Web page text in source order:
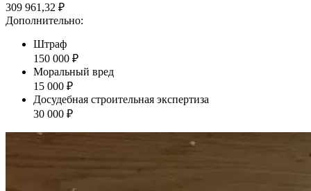
309 961,32 ₽
Дополнительно:
Штраф
150 000 ₽
Моральный вред
15 000 ₽
Досудебная строительная экспертиза
30 000 ₽
Наша судебная практика по спорам о
качестве строительства с